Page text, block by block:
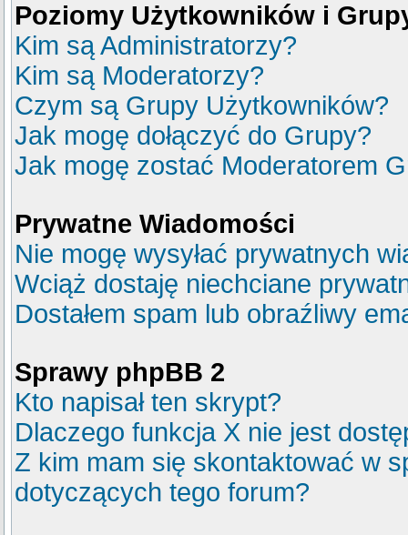
Poziomy Użytkowników i
Kim są Administratorzy?
Kim są Moderatorzy?
Czym są Grupy Użytkowników?
Jak mogę dołączyć do Grupy?
Jak mogę zostać Moderatorem
Prywatne Wiadomości
Nie mogę wysyłać prywatnych
Wciąż dostaję niechciane
Dostałem spam lub obraźliwy
Sprawy phpBB 2
Kto napisał ten skrypt?
Dlaczego funkcja X nie jest
Z kim mam się skontaktować w
dotyczących tego forum?